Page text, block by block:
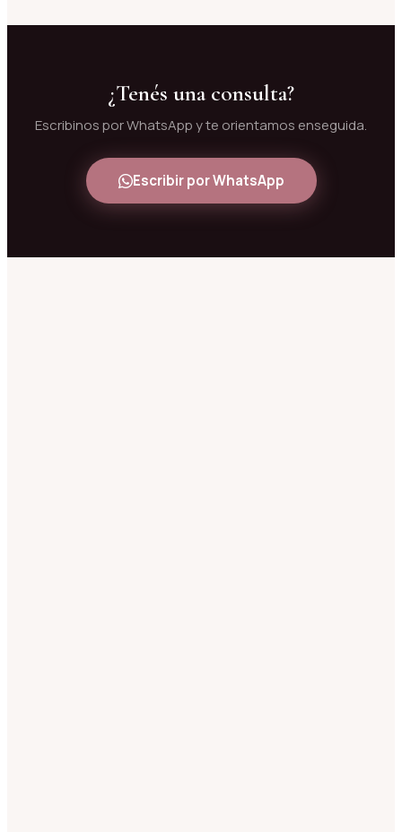
¿Tenés una consulta?
Escribinos por WhatsApp y te orientamos enseguida.
Escribir por WhatsApp